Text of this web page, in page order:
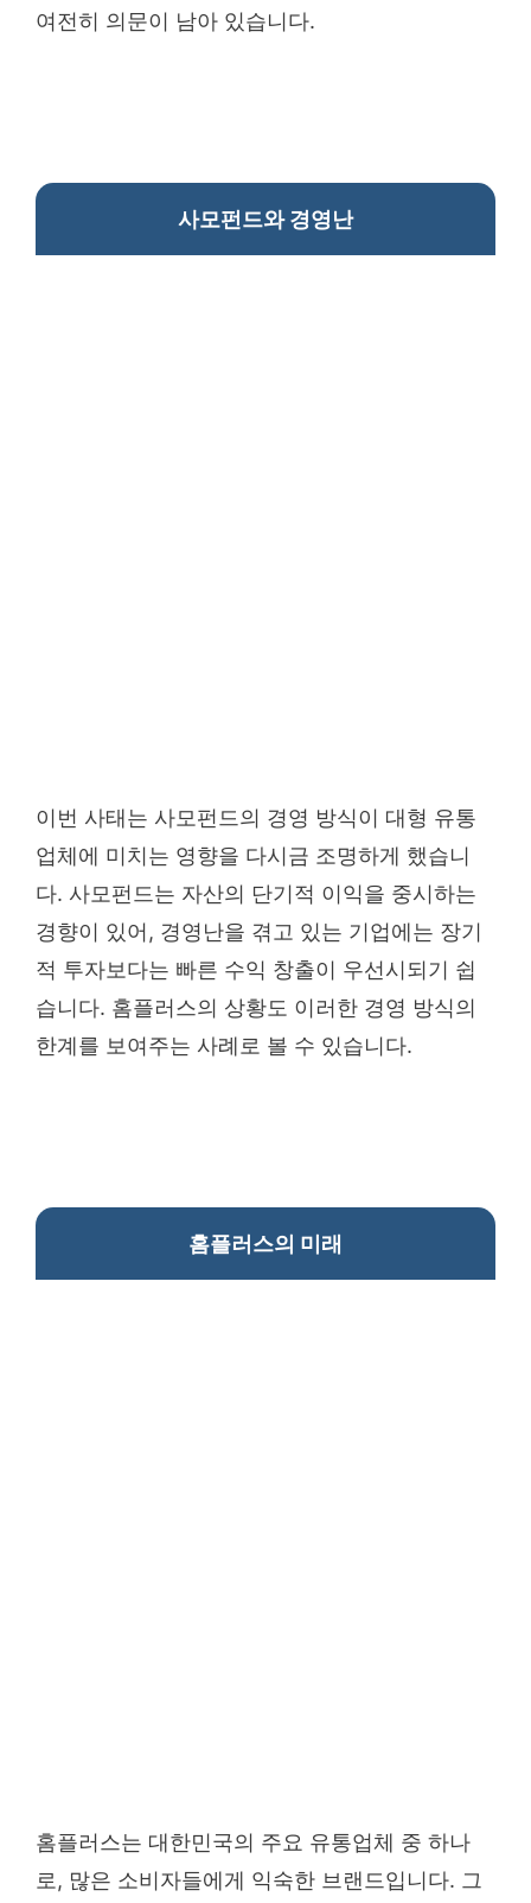
여전히 의문이 남아 있습니다.
사모펀드와 경영난
이번 사태는 사모펀드의 경영 방식이 대형 유통
업체에 미치는 영향을 다시금 조명하게 했습니
다. 사모펀드는 자산의 단기적 이익을 중시하는
경향이 있어, 경영난을 겪고 있는 기업에는 장기
적 투자보다는 빠른 수익 창출이 우선시되기 쉽
습니다. 홈플러스의 상황도 이러한 경영 방식의
한계를 보여주는 사례로 볼 수 있습니다.
홈플러스의 미래
홈플러스는 대한민국의 주요 유통업체 중 하나
로, 많은 소비자들에게 익숙한 브랜드입니다. 그